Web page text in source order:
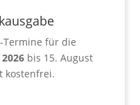
Termine für die
bis 15. August
kostenfrei.